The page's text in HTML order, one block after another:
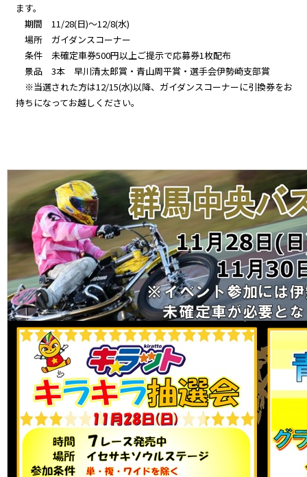
ます。
期間 11/28(日)～12/8(水)
場所 ガイダンスコーナー
条件 未確定車券500円以上ご提示で応募券1枚配布
景品 3本 早川清太郎賞・青山周平賞・選手会伊勢崎支部賞
※当選された方は12/15(水)以降、ガイダンスコーナーに引換券をお
持ちになってお越しください。